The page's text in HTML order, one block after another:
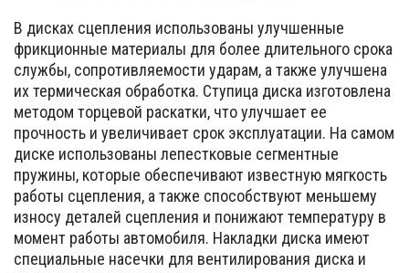
В дисках сцепления использованы улучшенные
фрикционные материалы для более длительного срока
службы, сопротивляемости ударам, а также улучшена
их термическая обработка. Cтупица диска изготовлена
методом торцевой раскатки, что улучшает ее
прочность и увеличивает срок эксплуатации. На самом
диске использованы лепестковые сегментные
пружины, которые обеспечивают известную мягкость
работы сцепления, а также способствуют меньшему
износу деталей сцепления и понижают температуру в
момент работы автомобиля. Накладки диска имеют
специальные насечки для вентилирования диска и